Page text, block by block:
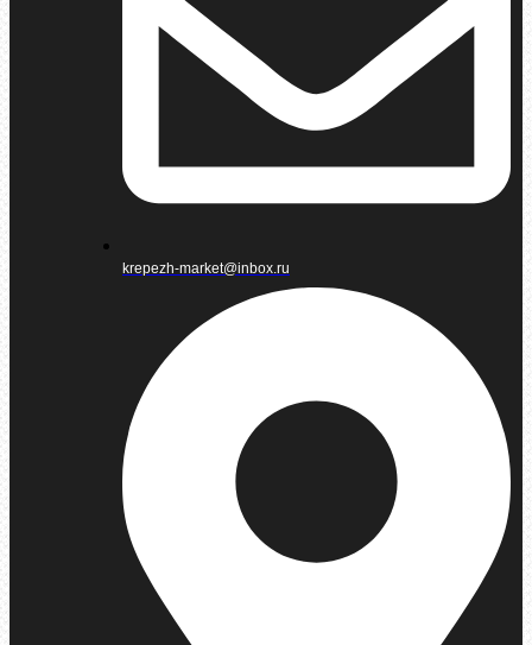
krepezh-market@inbox.ru